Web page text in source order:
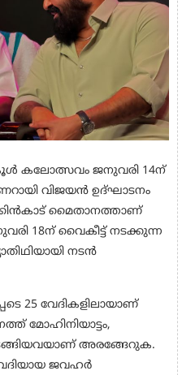
കലോത്സവം ജനുവരി 14ന്
വിജയൻ ഉദ്ഘാടനം
മൈതാനത്താണ്
18ന് വൈകീട്ട് നടക്കുന്ന
നടൻ
25 വേദികളിലായാണ്
മോഹിനിയാട്ടം,
അരങ്ങേറുക.
ജവഹർ